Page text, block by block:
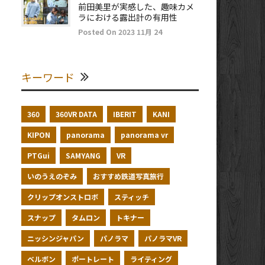
前田美里が実感した、趣味カメ
ラにおける露出計の有用性
Posted On 2023 11月 24
キーワード
360 360VR DATA IBERIT KANI
KIPON panorama panorama vr
PTGui SAMYANG VR
いのうえのぞみ おすすめ鉄道写真旅行
クリップオンストロボ スティッチ
スナップ タムロン トキナー
ニッシンジャパン パノラマ パノラマVR
ベルボン ポートレート ライティング